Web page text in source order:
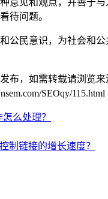
意见和观点，并善于
待问题。
公民意识，为社会和
发布，如需转载请浏览
SEOqy/115.html
么处理？
制链接的增长速度？